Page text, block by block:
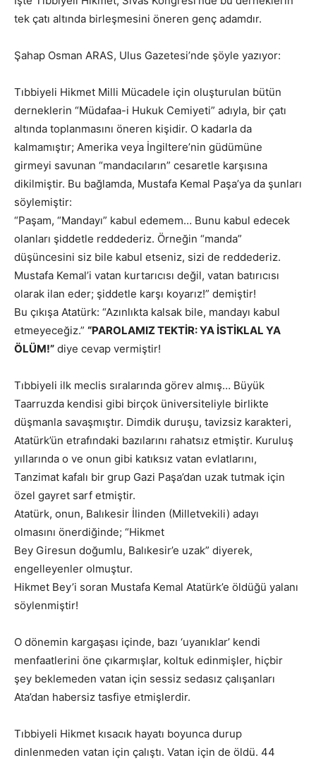
tek çatı altında birleşmesini öneren genç adamdır.
Şahap Osman ARAS, Ulus Gazetesi’nde şöyle yazıyor:
Tıbbiyeli Hikmet Milli Mücadele için oluşturulan bütün
derneklerin “Müdafaa-i Hukuk Cemiyeti” adıyla, bir çatı
altında toplanmasını öneren kişidir. O kadarla da
kalmamıştır; Amerika veya İngiltere’nin güdümüne
girmeyi savunan “mandacıların” cesaretle karşısına
dikilmiştir. Bu bağlamda, Mustafa Kemal Paşa’ya da şunları
söylemiştir:
“Paşam, “Mandayı” kabul edemem… Bunu kabul edecek
olanları şiddetle reddederiz. Örneğin “manda”
düşüncesini siz bile kabul etseniz, sizi de reddederiz.
Mustafa Kemal’i vatan kurtarıcısı değil, vatan batırıcısı
olarak ilan eder; şiddetle karşı koyarız!” demiştir!
Bu çıkışa Atatürk: “Azınlıkta kalsak bile, mandayı kabul
etmeyeceğiz.” “PAROLAMIZ TEKTİR: YA İSTİKLAL YA
ÖLÜM!” diye cevap vermiştir!
Tıbbiyeli ilk meclis sıralarında görev almış… Büyük
Taarruzda kendisi gibi birçok üniversiteliyle birlikte
düşmanla savaşmıştır. Dimdik duruşu, tavizsiz karakteri,
Atatürk’ün etrafındaki bazılarını rahatsız etmiştir. Kuruluş
yıllarında o ve onun gibi katıksız vatan evlatlarını,
Tanzimat kafalı bir grup Gazi Paşa’dan uzak tutmak için
özel gayret sarf etmiştir.
Atatürk, onun, Balıkesir İlinden (Milletvekili) adayı
olmasını önerdiğinde; “Hikmet
Bey Giresun doğumlu, Balıkesir’e uzak” diyerek,
engelleyenler olmuştur.
Hikmet Bey’i soran Mustafa Kemal Atatürk’e öldüğü yalanı
söylenmiştir!
O dönemin kargaşası içinde, bazı ‘uyanıklar’ kendi
menfaatlerini öne çıkarmışlar, koltuk edinmişler, hiçbir
şey beklemeden vatan için sessiz sedasız çalışanları
Ata’dan habersiz tasfiye etmişlerdir.
Tıbbiyeli Hikmet kısacık hayatı boyunca durup
dinlenmeden vatan için çalıştı. Vatan için de öldü. 44